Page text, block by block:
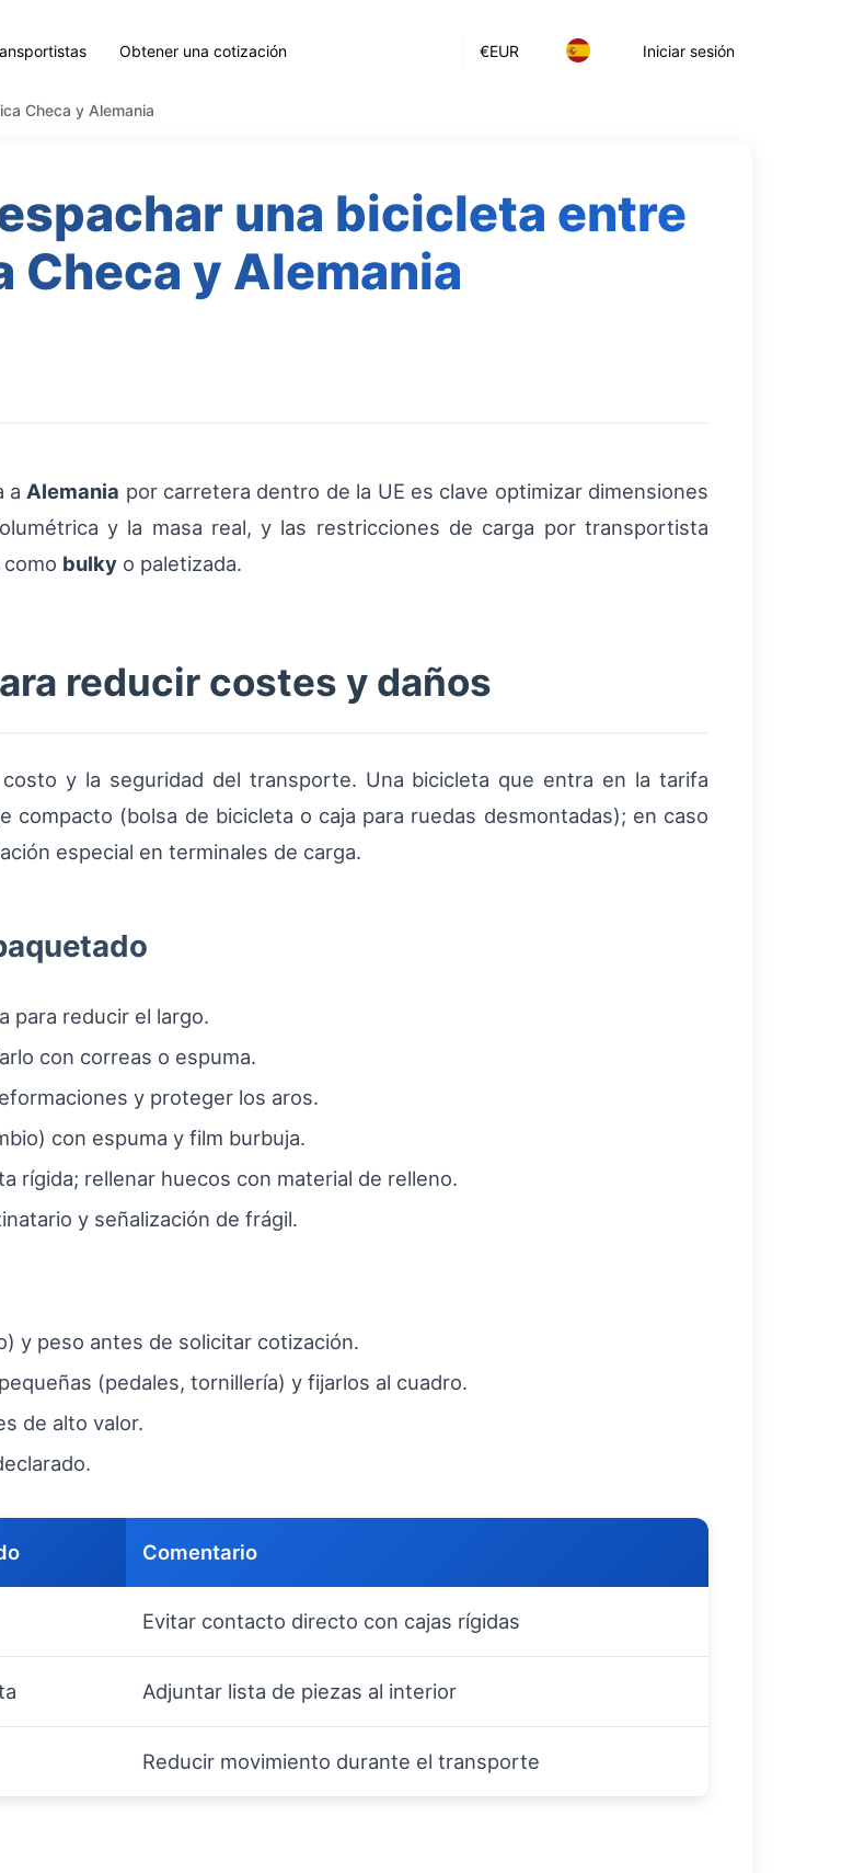
€EUR Iniciar sesión
Obtener una cotización
Checa y Alemania
una bicicleta entre
Checa y Alemania
a Alemania por carretera dentro de la UE es clave optimizar dimensiones
y la masa real, y las restricciones de carga por transportista
bulky o paletizada.
reducir costes y daños
y la seguridad del transporte. Una bicicleta que entra en la tarifa
compacto (bolsa de bicicleta o caja para ruedas desmontadas); en caso
especial en terminales de carga.
para reducir el largo.
con correas o espuma.
y proteger los aros.
con espuma y film burbuja.
rígida; rellenar huecos con material de relleno.
y señalización de frágil.
y peso antes de solicitar cotización.
(pedales, tornillería) y fijarlos al cuadro.
de alto valor.
Comentario
Evitar contacto directo con cajas rígidas
Adjuntar lista de piezas al interior
Reducir movimiento durante el transporte